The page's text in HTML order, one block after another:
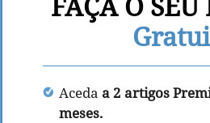
Aceda a 2 artigos
meses.